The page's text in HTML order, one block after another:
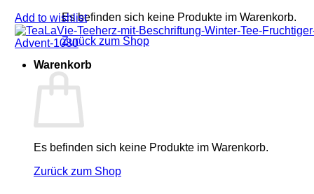
Es befinden sich keine Produkte im Warenkorb.
Zurück zum Shop
Warenkorb
Es befinden sich keine Produkte im Warenkorb.
Zurück zum Shop
Add to wishlist